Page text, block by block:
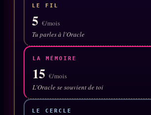
Oracle Sigil Sonore
Oracle Parfum
Oracle Anniversaire
Oracle Carte du Jour
Oracle Algorithme
Audit Social
LE FIL
5 €/mois
Tu parles à l'Oracle
LA MÉMOIRE
15 €/mois
L'Oracle se souvient de toi
LE CERCLE